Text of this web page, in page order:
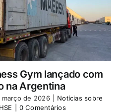
Gym lançado com
na Argentina
março de 2026
Notícias sobre
0 Comentários